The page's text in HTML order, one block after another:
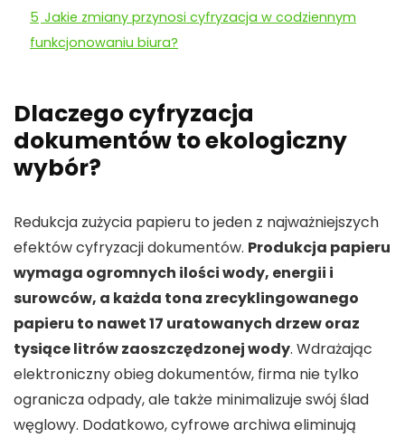
5 Jakie zmiany przynosi cyfryzacja w codziennym
funkcjonowaniu biura?
Dlaczego cyfryzacja
dokumentów to ekologiczny
wybór?
Redukcja zużycia papieru to jeden z najważniejszych
efektów cyfryzacji dokumentów. Produkcja papieru
wymaga ogromnych ilości wody, energii i
surowców, a każda tona zrecyklingowanego
papieru to nawet 17 uratowanych drzew oraz
tysiące litrów zaoszczędzonej wody. Wdrażając
elektroniczny obieg dokumentów, firma nie tylko
ogranicza odpady, ale także minimalizuje swój ślad
węglowy. Dodatkowo, cyfrowe archiwa eliminują